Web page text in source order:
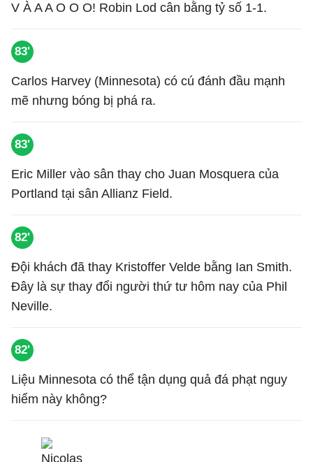
V À A A O O O! Robin Lod cân bằng tỷ số 1-1.
83'
Carlos Harvey (Minnesota) có cú đánh đầu mạnh
mẽ nhưng bóng bị phá ra.
83'
Eric Miller vào sân thay cho Juan Mosquera của
Portland tại sân Allianz Field.
82'
Đội khách đã thay Kristoffer Velde bằng Ian Smith.
Đây là sự thay đổi người thứ tư hôm nay của Phil
Neville.
82'
Liệu Minnesota có thể tận dụng quả đá phạt nguy
hiểm này không?